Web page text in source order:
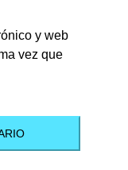
y web
vez que